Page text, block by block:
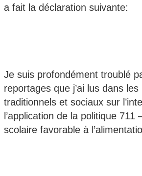
a fait la déclaration suivante:
Je suis profondément troublé
reportages que j’ai lus dans les
traditionnels et sociaux sur
l’application de la politique 711
scolaire favorable à